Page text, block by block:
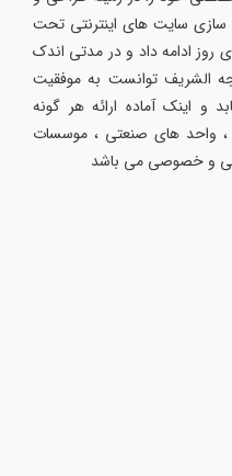
سازی سایت های اینترنتی تحت
روز ادامه داد و در مدتی اندک
الشریف توانست به موفقیت
و اینک آماده ارائه هر گونه
، واحد های صنعتی ، موسسات
و خصوصی می باشد